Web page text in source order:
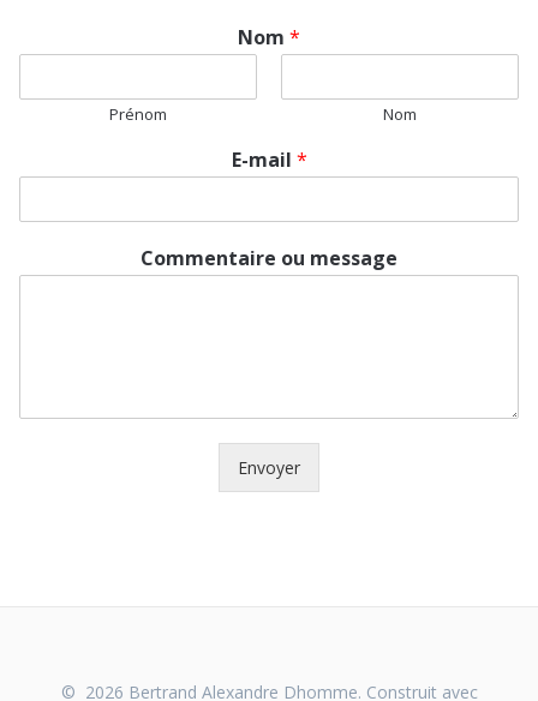
Nom *
Prénom Nom
E-mail *
Commentaire ou message
Envoyer
© 2026 Bertrand Alexandre Dhomme. Construit avec